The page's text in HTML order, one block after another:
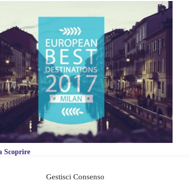
Gestisci Consenso
Scoprire
BEST